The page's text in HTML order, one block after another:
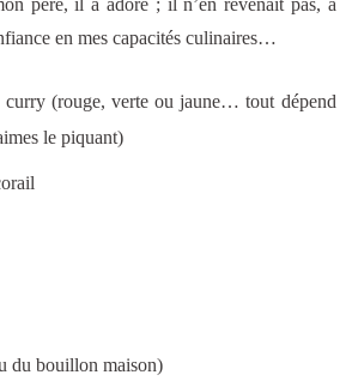
en mes capacités culinaires…
curry (rouge, verte ou jaune… tout dépend
le piquant)
du bouillon maison)